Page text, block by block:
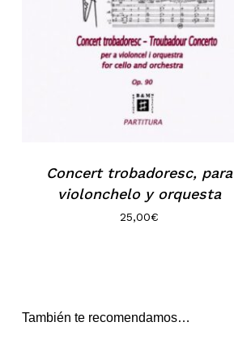
Concert trobadoresc, para
violonchelo y orquesta
25,00€
También te recomendamos…